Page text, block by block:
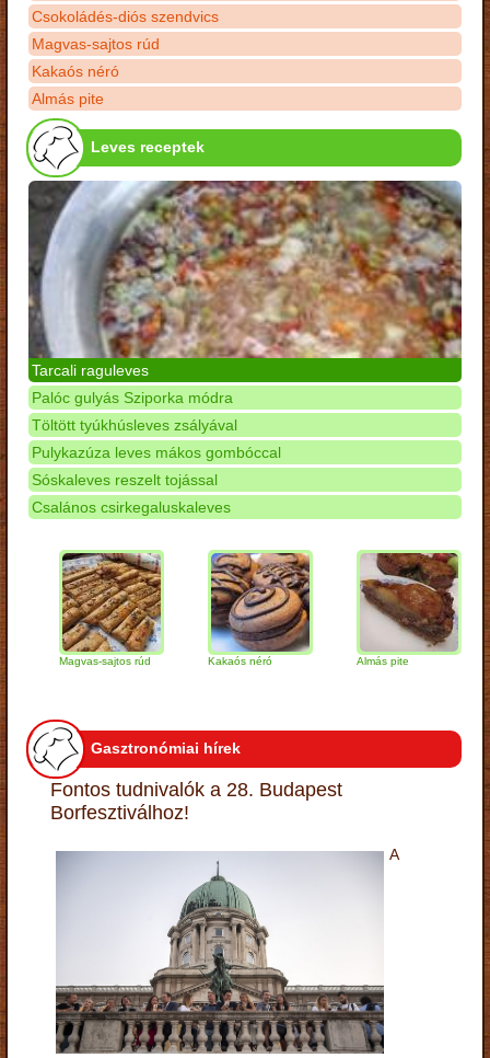
Csokoládés-diós szendvics
Magvas-sajtos rúd
Kakaós néró
Almás pite
Leves receptek
Tarcali raguleves
Palóc gulyás Sziporka módra
Töltött tyúkhúsleves zsályával
Pulykazúza leves mákos gombóccal
Sóskaleves reszelt tojással
Csalános csirkegaluskaleves
Magvas-sajtos rúd Kakaós néró Almás pite
Gasztronómiai hírek
Fontos tudnivalók a 28. Budapest
Borfesztiválhoz!
A